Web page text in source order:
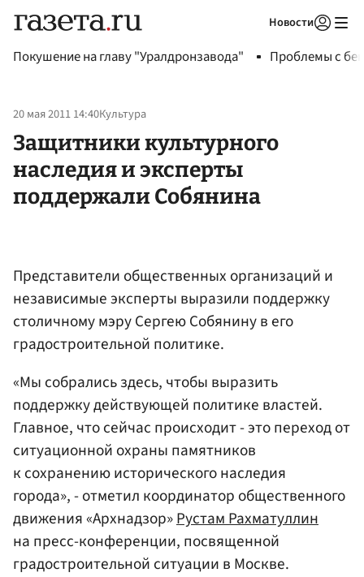
Новости
Покушение на главу "Уралдронзавода" Проблемы с
20 мая 2011 14:40Культура
Защитники культурного
наследия и эксперты
поддержали Собянина
Представители общественных организаций и
независимые эксперты выразили поддержку
столичному мэру Сергею Собянину в его
градостроительной политике.
«Мы собрались здесь, чтобы выразить
поддержку действующей политике властей.
Главное, что сейчас происходит - это переход от
ситуационной охраны памятников
к сохранению исторического наследия
города», - отметил координатор общественного
движения «Архнадзор»Рустам Рахматуллин
на пресс-конференции, посвященной
градостроительной ситуации в Москве.